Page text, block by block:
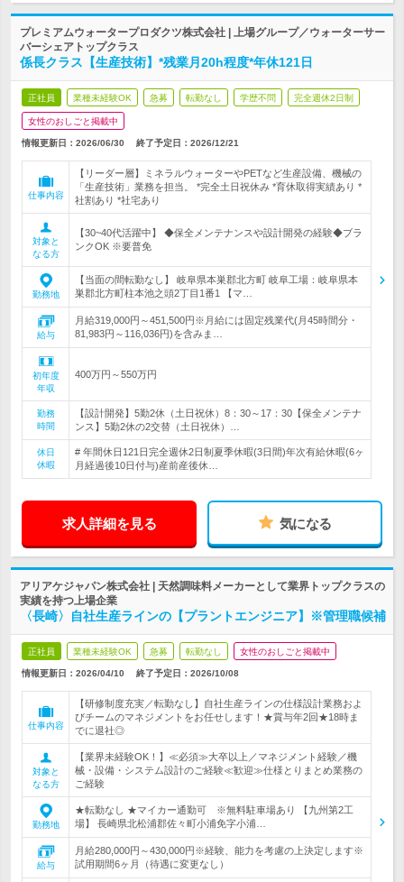
プレミアムウォータープロダクツ株式会社 | 上場グループ／ウォーターサー
バーシェアトップクラス
係長クラス【生産技術】*残業月20h程度*年休121日
正社員 業種未経験OK 急募 転勤なし 学歴不問 完全週休2日制
女性のおしごと掲載中
情報更新日：2026/06/30 終了予定日： 2026/12/21
仕事内容
【リーダー層】ミネラルウォーターやPETなど生産設備、機械の
「生産技術」業務を担当。 *完全土日祝休み *育休取得実績あり *
社割あり *社宅あり
対象と
なる方
【30~40代活躍中】 ◆保全メンテナンスや設計開発の経験◆ブラ
ンクOK ※要普免
勤務地
【当面の間転勤なし】 岐阜県本巣郡北方町 岐阜工場：岐阜県本
巣郡北方町柱本池之頭2丁目1番1 【マ…
給与
月給319,000円～451,500円※月給には固定残業代(月45時間分・
81,983円～116,036円)を含みま…
初年度
年収
400万円～550万円
勤務
時間
【設計開発】5勤2休（土日祝休）8：30～17：30【保全メンテナ
ンス】5勤2休の2交替（土日祝休）…
休日
休暇
# 年間休日121日完全週休2日制夏季休暇(3日間)年次有給休暇(6ヶ
月経過後10日付与)産前産後休…
求人詳細を見る 気になる
アリアケジャパン株式会社 | 天然調味料メーカーとして業界トップクラスの
実績を持つ上場企業
〈長崎〉自社生産ラインの【プラントエンジニア】※管理職候補
正社員 業種未経験OK 急募 転勤なし 女性のおしごと掲載中
情報更新日：2026/04/10 終了予定日： 2026/10/08
仕事内容
【研修制度充実／転勤なし】自社生産ラインの仕様設計業務およ
びチームのマネジメントをお任せします！★賞与年2回★18時ま
でに退社◎
対象と
なる方
【業界未経験OK！】≪必須≫大卒以上／マネジメント経験／機
械・設備・システム設計のご経験≪歓迎≫仕様とりまとめ業務の
ご経験
勤務地
★転勤なし ★マイカー通勤可 ※無料駐車場あり 【九州第2工
場】 長崎県北松浦郡佐々町小浦免字小浦…
給与
月給280,000円～430,000円※経験、能力を考慮の上決定します※
試用期間6ヶ月（待遇に変更なし）